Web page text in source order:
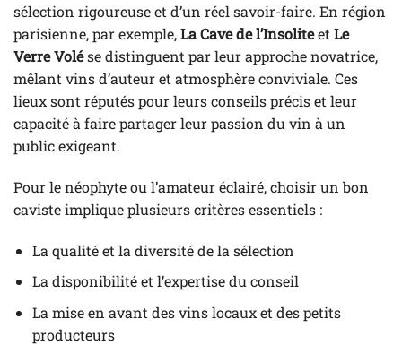
sélection rigoureuse et d’un réel savoir-faire. En région
parisienne, par exemple,La Cave de l’Insoliteet Le
Verre Volése distinguent par leur approche novatrice,
mêlant vins d’auteur et atmosphère conviviale. Ces
lieux sont réputés pour leurs conseils précis et leur
capacité à faire partager leur passion du vin à un
public exigeant.
Pour le néophyte ou l’amateur éclairé, choisir un bon
caviste implique plusieurs critères essentiels :
La qualité et la diversité de la sélection
La disponibilité et l’expertise du conseil
La mise en avant des vins locaux et des petits
producteurs